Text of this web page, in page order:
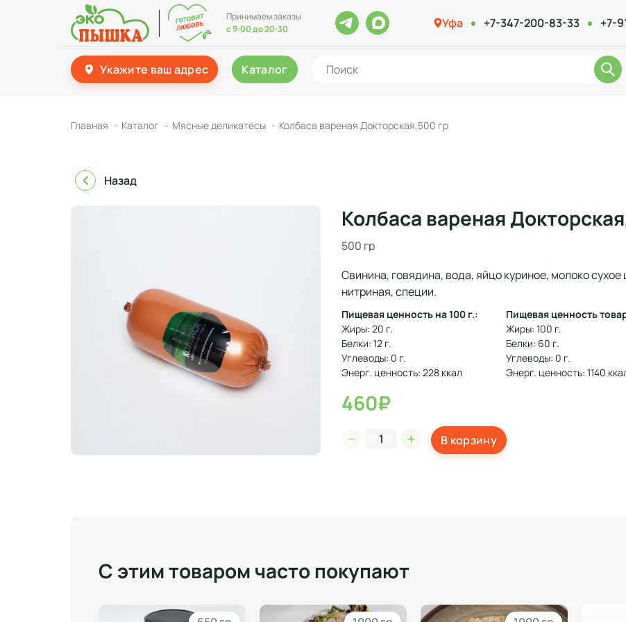
Принимаем заказы
с 9:00 до 20:30
Уфа +7-347-200-83-33 +7-
Укажите ваш адрес Каталог
Главная Каталог Мясные деликатесы Колбаса вареная Докторская,500 гр
Назад
Колбаса вареная
500 гр
Свинина, говядина, вода, яйцо куриное, молоко сухое
нитриная, специи.
Пищевая ценность на 100 г.:
Жиры: 20 г.
Белки: 12 г.
Углеводы: 0 г.
Энерг. ценность: 228 ккал
Пищевая ценность
Жиры: 100 г.
Белки: 60 г.
Углеводы: 0 г.
Энерг. ценность: 1140
460₽
В корзину
С этим товаром часто покупают